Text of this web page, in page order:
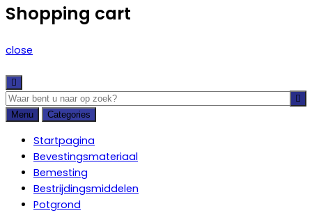
Shopping cart
close
Menu Categories
Startpagina
Bevestingsmateriaal
Bemesting
Bestrijdingsmiddelen
Potgrond